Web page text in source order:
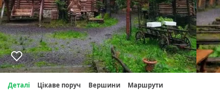
Деталі Цікаве поруч Вершини Маршрути